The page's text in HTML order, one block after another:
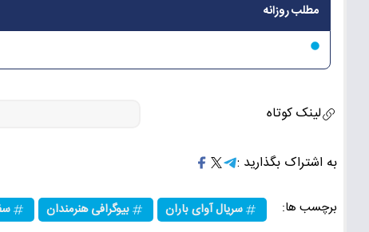
مطلب روزانه
لینک کوتاه
به اشتراک بگذارید :
برچسب ها: سریال آوای باران بیوگرافی هنرمندان